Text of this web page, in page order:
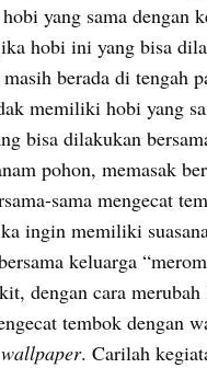
yang sama dengan
hobi ini yang bisa
berada di tengah
memiliki hobi yang
bisa dilakukan
pohon, memasak
sama mengecat
ingin memiliki
keluarga
dengan cara
tembok dengan
wallpaper. Carilah